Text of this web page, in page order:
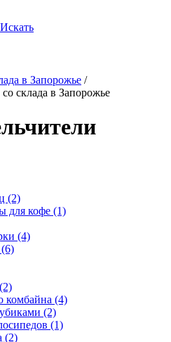
Искать
в Запорожье /
склада в Запорожье
(2)
для кофе (1)
(4)
комбайна (4)
(2)
(1)
(2)